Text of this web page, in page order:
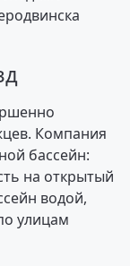
Компания
бассейн:
на открытый
водой,
улицам